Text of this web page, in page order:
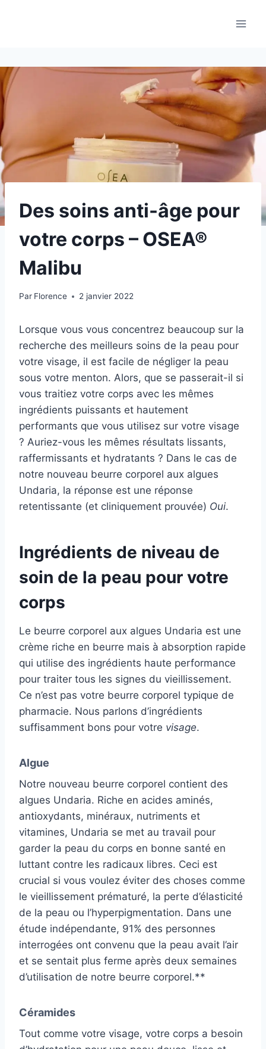
Des soins anti-âge pour
votre corps – OSEA®
Malibu
Par Florence 2 janvier 2022
Lorsque vous vous concentrez beaucoup sur la
recherche des meilleurs soins de la peau pour
votre visage, il est facile de négliger la peau
sous votre menton. Alors, que se passerait-il si
vous traitiez votre corps avec les mêmes
ingrédients puissants et hautement
performants que vous utilisez sur votre visage
? Auriez-vous les mêmes résultats lissants,
raffermissants et hydratants ? Dans le cas de
notre nouveau beurre corporel aux algues
Undaria, la réponse est une réponse
retentissante (et cliniquement prouvée) Oui.
Ingrédients de niveau de
soin de la peau pour votre
corps
Le beurre corporel aux algues Undaria est une
crème riche en beurre mais à absorption rapide
qui utilise des ingrédients haute performance
pour traiter tous les signes du vieillissement.
Ce n’est pas votre beurre corporel typique de
pharmacie. Nous parlons d’ingrédients
suffisamment bons pour votre visage.
Algue
Notre nouveau beurre corporel contient des
algues Undaria. Riche en acides aminés,
antioxydants, minéraux, nutriments et
vitamines, Undaria se met au travail pour
garder la peau du corps en bonne santé en
luttant contre les radicaux libres. Ceci est
crucial si vous voulez éviter des choses comme
le vieillissement prématuré, la perte d’élasticité
de la peau ou l’hyperpigmentation. Dans une
étude indépendante, 91% des personnes
interrogées ont convenu que la peau avait l’air
et se sentait plus ferme après deux semaines
d’utilisation de notre beurre corporel.**
Céramides
Tout comme votre visage, votre corps a besoin